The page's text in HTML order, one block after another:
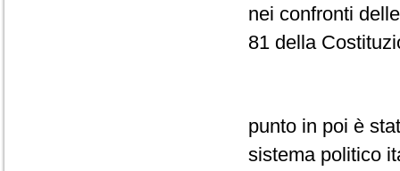
nei confronti
81 della
punto in poi è
sistema politico